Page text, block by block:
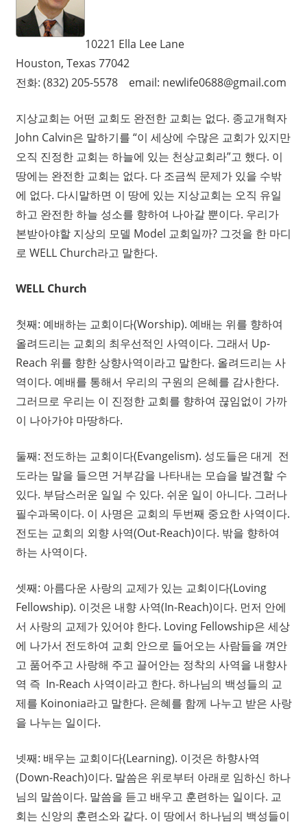
우리의 중심을 보시는 하나님
소그룹 나눔
성경적 결혼관
10221 Ella Lee Lane
Houston, Texas 77042
전화: (832) 205-5578 email: newlife0688@gmail.com
지상교회는 어떤 교회도 완전한 교회는 없다. 종교개혁자
John Calvin은 말하기를 “이 세상에 수많은 교회가 있지만
오직 진정한 교회는 하늘에 있는 천상교회라”고 했다. 이
땅에는 완전한 교회는 없다. 다 조금씩 문제가 있을 수밖
에 없다. 다시말하면 이 땅에 있는 지상교회는 오직 유일
하고 완전한 하늘 성소를 향하여 나아갈 뿐이다. 우리가
본받아야할 지상의 모델 Model 교회일까? 그것을 한 마디
로 WELL Church라고 말한다.
WELL Church
첫째: 예배하는 교회이다(Worship). 예배는 위를 향하여
올려드리는 교회의 최우선적인 사역이다. 그래서 Up-
Reach 위를 향한 상향사역이라고 말한다. 올려드리는 사
역이다. 예배를 통해서 우리의 구원의 은혜를 감사한다.
그러므로 우리는 이 진정한 교회를 향하여 끊임없이 가까
이 나아가야 마땅하다.
둘째: 전도하는 교회이다(Evangelism). 성도들은 대게 전
도라는 말을 들으면 거부감을 나타내는 모습을 발견할 수
있다. 부담스러운 일일 수 있다. 쉬운 일이 아니다. 그러나
필수과목이다. 이 사명은 교회의 두번째 중요한 사역이다.
전도는 교회의 외향 사역(Out-Reach)이다. 밖을 향하여
하는 사역이다.
셋째: 아름다운 사랑의 교제가 있는 교회이다(Loving
Fellowship). 이것은 내향 사역(In-Reach)이다. 먼저 안에
서 사랑의 교제가 있어야 한다. Loving Fellowship은 세상
에 나가서 전도하여 교회 안으로 들어오는 사람들을 껴안
고 품어주고 사랑해 주고 끌어안는 정착의 사역을 내향사
역 즉 In-Reach 사역이라고 한다. 하나님의 백성들의 교
제를 Koinonia라고 말한다. 은혜를 함께 나누고 받은 사랑
을 나누는 일이다.
넷째: 배우는 교회이다(Learning). 이것은 하향사역
(Down-Reach)이다. 말씀은 위로부터 아래로 임하신 하나
님의 말씀이다. 말씀을 듣고 배우고 훈련하는 일이다. 교
회는 신앙의 훈련소와 같다. 이 땅에서 하나님의 백성들이